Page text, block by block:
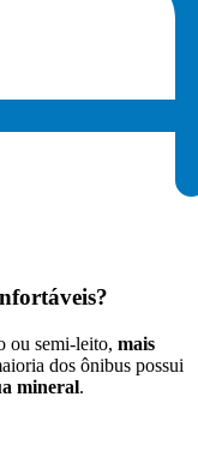
?
ou semi-leito, mais
dos ônibus possui
mineral.